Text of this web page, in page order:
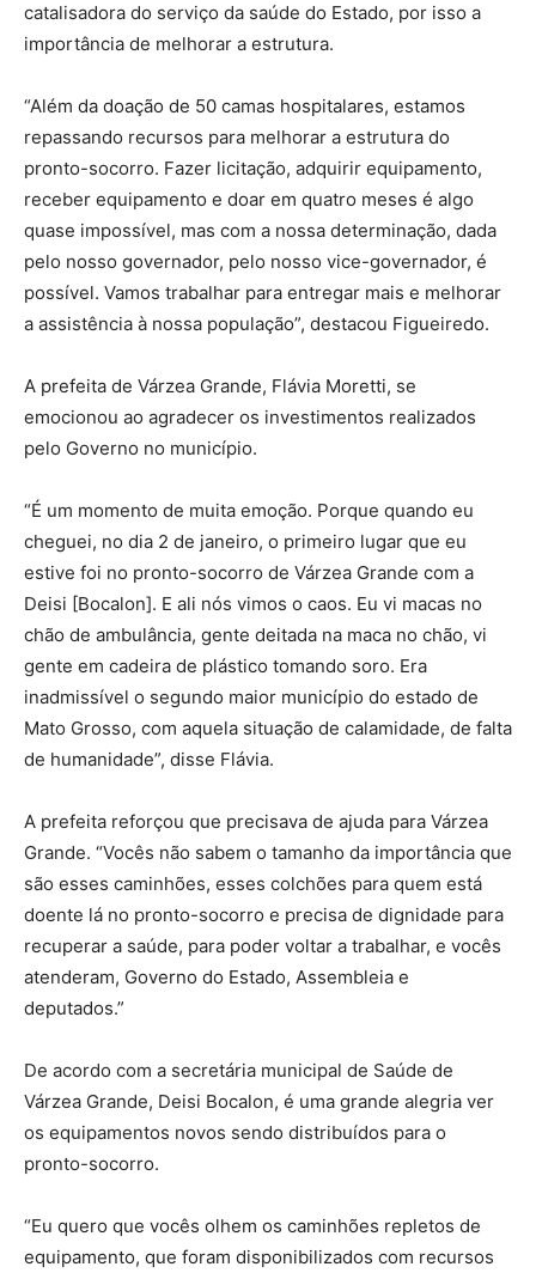
catalisadora do serviço da saúde do Estado, por isso a
importância de melhorar a estrutura.
“Além da doação de 50 camas hospitalares, estamos
repassando recursos para melhorar a estrutura do
pronto-socorro. Fazer licitação, adquirir equipamento,
receber equipamento e doar em quatro meses é algo
quase impossível, mas com a nossa determinação, dada
pelo nosso governador, pelo nosso vice-governador, é
possível. Vamos trabalhar para entregar mais e melhorar
a assistência à nossa população”, destacou Figueiredo.
A prefeita de Várzea Grande, Flávia Moretti, se
emocionou ao agradecer os investimentos realizados
pelo Governo no município.
“É um momento de muita emoção. Porque quando eu
cheguei, no dia 2 de janeiro, o primeiro lugar que eu
estive foi no pronto-socorro de Várzea Grande com a
Deisi [Bocalon]. E ali nós vimos o caos. Eu vi macas no
chão de ambulância, gente deitada na maca no chão, vi
gente em cadeira de plástico tomando soro. Era
inadmissível o segundo maior município do estado de
Mato Grosso, com aquela situação de calamidade, de falta
de humanidade”, disse Flávia.
A prefeita reforçou que precisava de ajuda para Várzea
Grande. “Vocês não sabem o tamanho da importância que
são esses caminhões, esses colchões para quem está
doente lá no pronto-socorro e precisa de dignidade para
recuperar a saúde, para poder voltar a trabalhar, e vocês
atenderam, Governo do Estado, Assembleia e
deputados.”
De acordo com a secretária municipal de Saúde de
Várzea Grande, Deisi Bocalon, é uma grande alegria ver
os equipamentos novos sendo distribuídos para o
pronto-socorro.
“Eu quero que vocês olhem os caminhões repletos de
equipamento, que foram disponibilizados com recursos